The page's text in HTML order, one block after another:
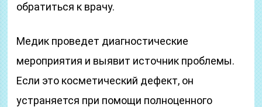
обратиться к врачу.
Медик проведет диагностические
мероприятия и выявит источник проблемы.
Если это косметический дефект, он
устраняется при помощи полноценного